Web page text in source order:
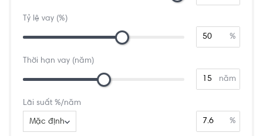
Tỷ lệ vay (%)
%
Thời hạn vay (năm)
năm
Lãi suất %/năm
Mặc định %